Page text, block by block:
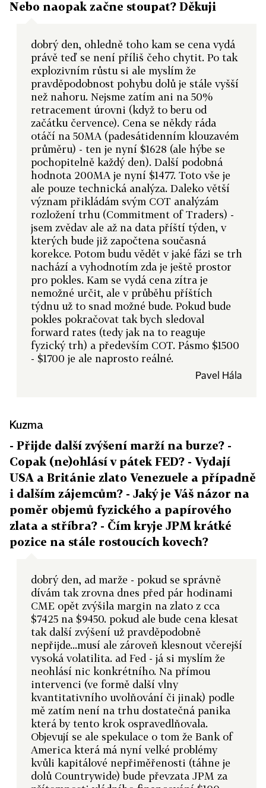
Nebo naopak začne stoupat? Děkuji
dobrý den, ohledně toho kam se cena vydá
právě teď se není příliš čeho chytit. Po tak
explozivním růstu si ale myslím že
pravděpodobnost pohybu dolů je stále vyšší
než nahoru. Nejsme zatím ani na 50%
retracement úrovni (když to beru od
začátku července). Cena se někdy ráda
otáčí na 50MA (padesátidenním klouzavém
průměru) - ten je nyní $1628 (ale hýbe se
pochopitelně každý den). Další podobná
hodnota 200MA je nyní $1477. Toto vše je
ale pouze technická analýza. Daleko větší
význam přikládám svým COT analýzám
rozložení trhu (Commitment of Traders) -
jsem zvědav ale až na data příští týden, v
kterých bude již započtena současná
korekce. Potom budu vědět v jaké fázi se trh
nachází a vyhodnotím zda je ještě prostor
pro pokles. Kam se vydá cena zítra je
nemožné určit, ale v průběhu příštích
týdnu už to snad možné bude. Pokud bude
pokles pokračovat tak bych sledoval
forward rates (tedy jak na to reaguje
fyzický trh) a především COT. Pásmo $1500
- $1700 je ale naprosto reálné.
Pavel Hála
Kuzma
- Přijde další zvýšení marží na burze? -
Copak (ne)ohlásí v pátek FED? - Vydají
USA a Británie zlato Venezuele a případně
i dalším zájemcům? - Jaký je Váš názor na
poměr objemů fyzického a papírového
zlata a stříbra? - Čím kryje JPM krátké
pozice na stále rostoucích kovech?
dobrý den, ad marže - pokud se správně
dívám tak zrovna dnes před pár hodinami
CME opět zvýšila margin na zlato z cca
$7425 na $9450. pokud ale bude cena klesat
tak další zvýšení už pravděpodobně
nepřijde...musí ale zároveň klesnout včerejší
vysoká volatilita. ad Fed - já si myslím že
neohlásí nic konkrétního. Na přímou
intervenci (ve formě další vlny
kvantitativního uvolňování či jinak) podle
mě zatím není na trhu dostatečná panika
která by tento krok ospravedlňovala.
Objevují se ale spekulace o tom že Bank of
America která má nyní velké problémy
kvůli kapitálové nepřiměřenosti (táhne je
dolů Countrywide) bude převzata JPM za